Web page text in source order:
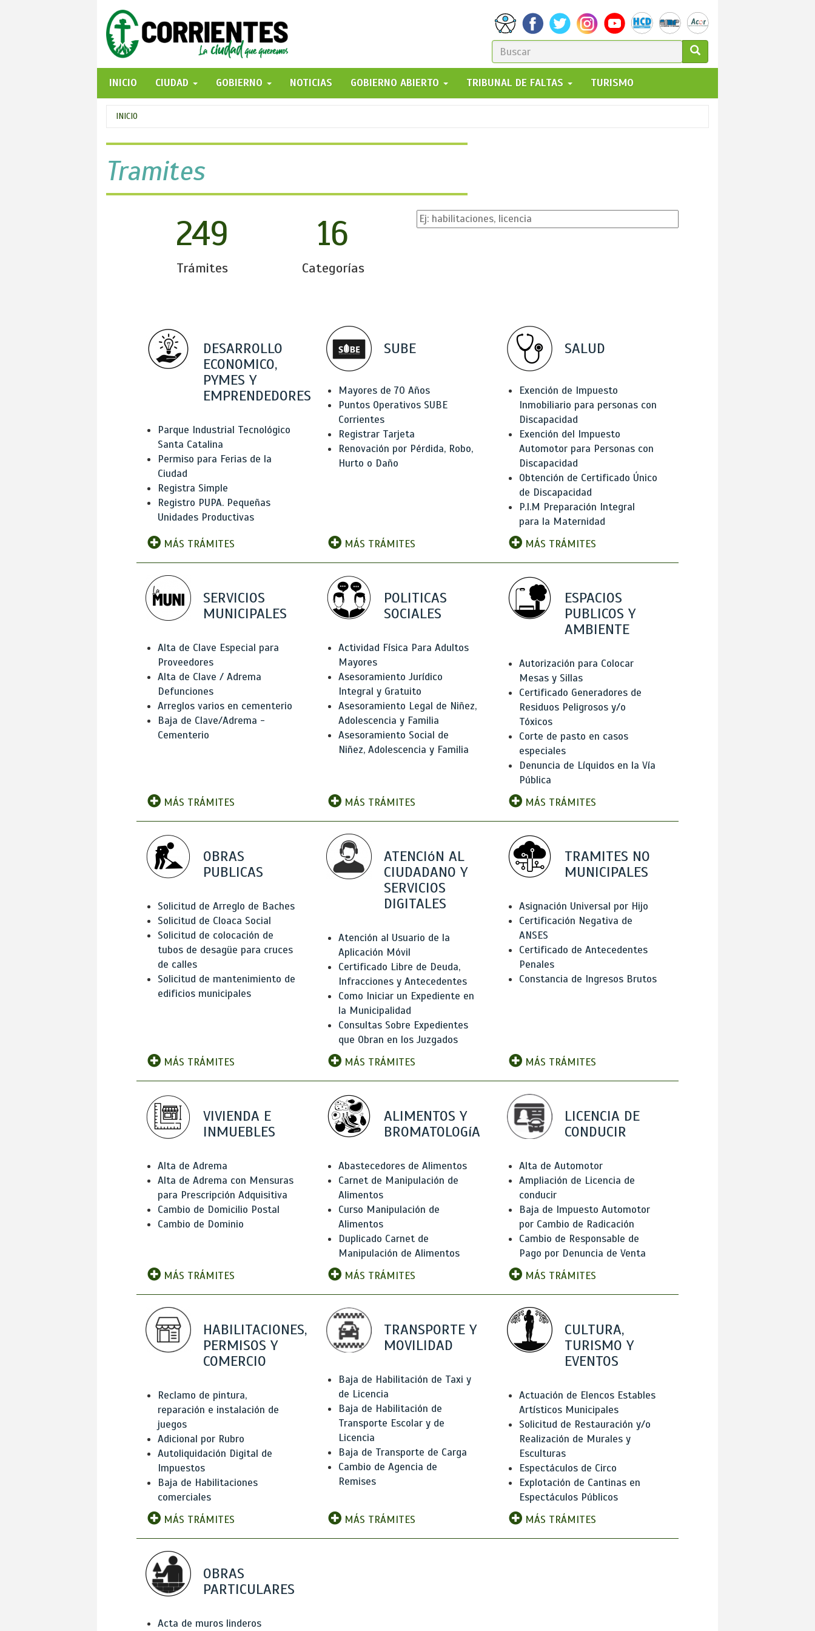
FORMULARIO
DE
BÚSQUEDA
GO!
INICIO
CIUDAD GOBIERNO NOTICIAS GOBIERNO ABIERTO TRIBUNAL DE FALTAS TURISMO
Se
encuentra
usted
aquí
INICIO
Tramites
249
Trámites
16
Categorías
DESARROLLO
ECONOMICO,
PYMES Y
EMPRENDEDORES
Parque Industrial Tecnológico
Santa Catalina
Permiso para Ferias de la
Ciudad
Registra Simple
Registro PUPA. Pequeñas
Unidades Productivas
MÁS TRÁMITES
SUBE
Mayores de 70 Años
Puntos Operativos SUBE
Corrientes
Registrar Tarjeta
Renovación por Pérdida, Robo,
Hurto o Daño
MÁS TRÁMITES
SALUD
Exención de Impuesto
Inmobiliario para personas con
Discapacidad
Exención del Impuesto
Automotor para Personas con
Discapacidad
Obtención de Certificado Único
de Discapacidad
P.I.M Preparación Integral
para la Maternidad
MÁS TRÁMITES
SERVICIOS
MUNICIPALES
Alta de Clave Especial para
Proveedores
Alta de Clave / Adrema
Defunciones
Arreglos varios en cementerio
Baja de Clave/Adrema -
Cementerio
MÁS TRÁMITES
POLITICAS
SOCIALES
Actividad Física Para Adultos
Mayores
Asesoramiento Jurídico
Integral y Gratuito
Asesoramiento Legal de Niñez,
Adolescencia y Familia
Asesoramiento Social de
Niñez, Adolescencia y Familia
MÁS TRÁMITES
ESPACIOS
PUBLICOS Y
AMBIENTE
Autorización para Colocar
Mesas y Sillas
Certificado Generadores de
Residuos Peligrosos y/o
Tóxicos
Corte de pasto en casos
especiales
Denuncia de Líquidos en la Vía
Pública
MÁS TRÁMITES
OBRAS
PUBLICAS
Solicitud de Arreglo de Baches
Solicitud de Cloaca Social
Solicitud de colocación de
tubos de desagüe para cruces
de calles
Solicitud de mantenimiento de
edificios municipales
MÁS TRÁMITES
ATENCIóN AL
CIUDADANO Y
SERVICIOS
DIGITALES
Atención al Usuario de la
Aplicación Móvil
Certificado Libre de Deuda,
Infracciones y Antecedentes
Como Iniciar un Expediente en
la Municipalidad
Consultas Sobre Expedientes
que Obran en los Juzgados
MÁS TRÁMITES
TRAMITES NO
MUNICIPALES
Asignación Universal por Hijo
Certificación Negativa de
ANSES
Certificado de Antecedentes
Penales
Constancia de Ingresos Brutos
MÁS TRÁMITES
VIVIENDA E
INMUEBLES
Alta de Adrema
Alta de Adrema con Mensuras
para Prescripción Adquisitiva
Cambio de Domicilio Postal
Cambio de Dominio
MÁS TRÁMITES
ALIMENTOS Y
BROMATOLOGíA
Abastecedores de Alimentos
Carnet de Manipulación de
Alimentos
Curso Manipulación de
Alimentos
Duplicado Carnet de
Manipulación de Alimentos
MÁS TRÁMITES
LICENCIA DE
CONDUCIR
Alta de Automotor
Ampliación de Licencia de
conducir
Baja de Impuesto Automotor
por Cambio de Radicación
Cambio de Responsable de
Pago por Denuncia de Venta
MÁS TRÁMITES
HABILITACIONES,
PERMISOS Y
COMERCIO
Reclamo de pintura,
reparación e instalación de
juegos
Adicional por Rubro
Autoliquidación Digital de
Impuestos
Baja de Habilitaciones
comerciales
MÁS TRÁMITES
TRANSPORTE Y
MOVILIDAD
Baja de Habilitación de Taxi y
de Licencia
Baja de Habilitación de
Transporte Escolar y de
Licencia
Baja de Transporte de Carga
Cambio de Agencia de
Remises
MÁS TRÁMITES
CULTURA,
TURISMO Y
EVENTOS
Actuación de Elencos Estables
Artísticos Municipales
Solicitud de Restauración y/o
Realización de Murales y
Esculturas
Espectáculos de Circo
Explotación de Cantinas en
Espectáculos Públicos
MÁS TRÁMITES
OBRAS
PARTICULARES
Acta de muros linderos